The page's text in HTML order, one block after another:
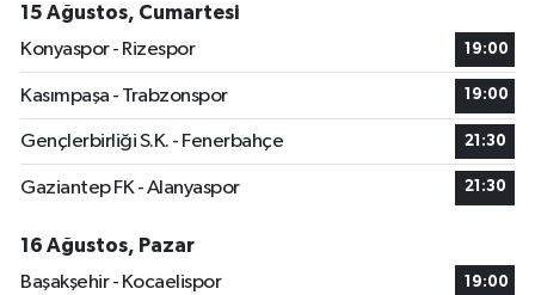
15 Ağustos, Cumartesi
Konyaspor - Rizespor
19:00
Kasımpaşa - Trabzonspor 19:00
Gençlerbirliği S.K. - Fenerbahçe 21:30
Gaziantep FK - Alanyaspor 21:30
16 Ağustos, Pazar
Başakşehir - Kocaelispor
19:00